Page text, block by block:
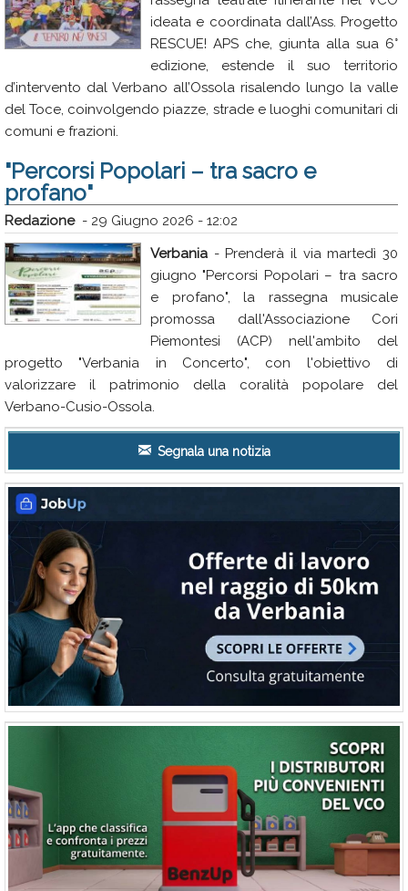
ideata e coordinata dall’Ass. Progetto
RESCUE! APS che, giunta alla sua 6°
edizione, estende il suo territorio
d’intervento dal Verbano all’Ossola risalendo lungo la valle
del Toce, coinvolgendo piazze, strade e luoghi comunitari di
comuni e frazioni.
"Percorsi Popolari – tra sacro e
profano"
Redazione- 29 Giugno 2026 - 12:02
Verbania - Prenderà il via martedì 30
giugno "Percorsi Popolari – tra sacro
e profano", la rassegna musicale
promossa dall'Associazione Cori
Piemontesi (ACP) nell'ambito del
progetto "Verbania in Concerto", con l'obiettivo di
valorizzare il patrimonio della coralità popolare del
Verbano-Cusio-Ossola.
Segnala una notizia